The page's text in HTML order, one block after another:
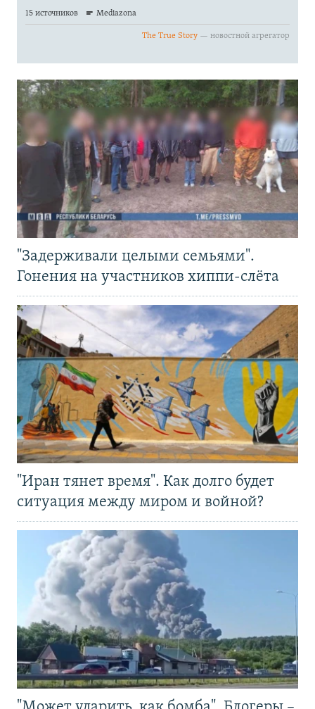
"Задерживали целыми семьями".
Гонения на участников хиппи-слёта
"Иран тянет время". Как долго будет
ситуация между миром и войной?